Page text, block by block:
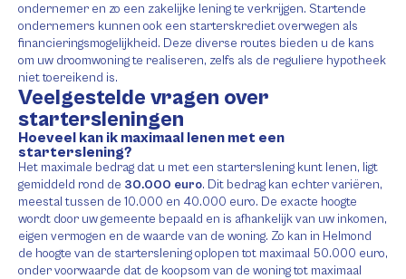
ondernemer en zo een zakelijke lening te verkrijgen. Startende
ondernemers kunnen ook een starterskrediet overwegen als
financieringsmogelijkheid. Deze diverse routes bieden u de kans
om uw droomwoning te realiseren, zelfs als de reguliere hypotheek
niet toereikend is.
Veelgestelde vragen over
startersleningen
Hoeveel kan ik maximaal lenen met een
starterslening?
Het maximale bedrag dat u met een starterslening kunt lenen, ligt
gemiddeld rond de 30.000 euro. Dit bedrag kan echter variëren,
meestal tussen de 10.000 en 40.000 euro. De exacte hoogte
wordt door uw gemeente bepaald en is afhankelijk van uw inkomen,
eigen vermogen en de waarde van de woning. Zo kan in Helmond
de hoogte van de starterslening oplopen tot maximaal 50.000 euro,
onder voorwaarde dat de koopsom van de woning tot maximaal